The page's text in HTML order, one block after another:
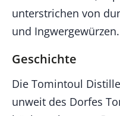
unterstrichen von
und Ingwergewürzen.
Geschichte
Die Tomintoul
unweit des Dorfes